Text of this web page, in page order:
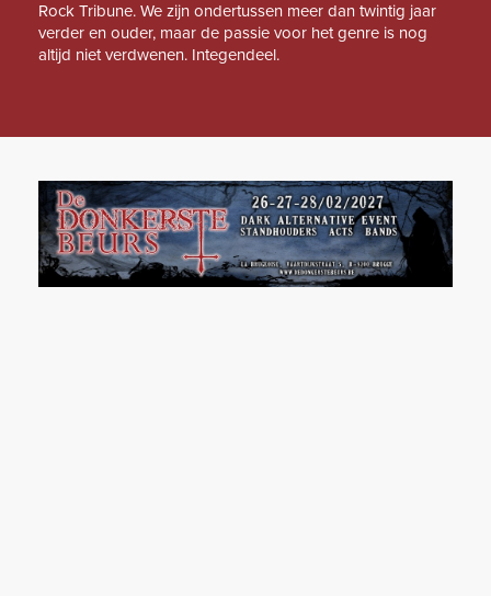
Rock Tribune. We zijn ondertussen meer dan twintig jaar
verder en ouder, maar de passie voor het genre is nog
altijd niet verdwenen. Integendeel.